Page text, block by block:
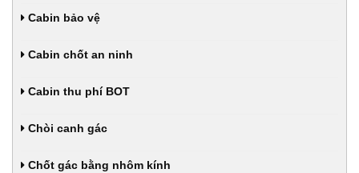
Cabin bảo vệ
Cabin chốt an ninh
Cabin thu phí BOT
Chòi canh gác
Chốt gác bằng nhôm kính